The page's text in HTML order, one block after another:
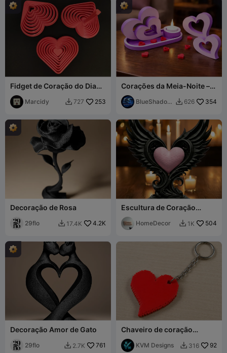
Fidget de Coração do Dia
dos Namorados
Marcidy  727 253
Corações da Meia-Noite –
Dia dos Namorados
BlueShadov
 626 354
Decoração de Rosa
29flo  17.4K 4.2K
Escultura de Coração
Alado
HomeDecor  1K 504
Decoração Amor de Gato
29flo  2.7K 761
Chaveiro de coração
pixelado
KVM Designs  316 92